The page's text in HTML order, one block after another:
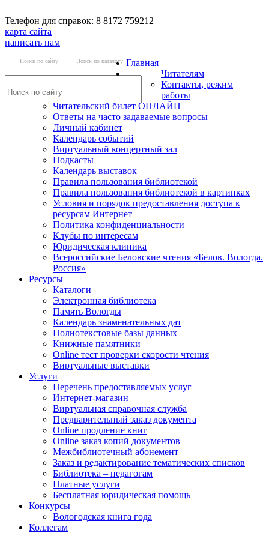
Телефон для справок: 8 8172 759212
карта сайта
написать нам
Поиск по сайту Поиск по каталогу Главная
Читателям
Контакты, режим
работы
Читательский билет ОНЛАЙН
Ответы на часто задаваемые вопросы
Личный кабинет
Календарь событий
Виртуальный концертный зал
Подкасты
Календарь выставок
Правила пользования библиотекой
Правила пользования библиотекой в картинках
Условия и порядок предоставления доступа к
ресурсам Интернет
Политика конфиденциальности
Клубы по интересам
Юридическая клиника
Всероссийские Беловские чтения «Белов. Вологда.
Россия»
Ресурсы
Каталоги
Электронная библиотека
Память Вологды
Календарь знаменательных дат
Полнотекстовые базы данных
Книжные памятники
Online тест проверки скорости чтения
Виртуальные выставки
Услуги
Перечень предоставляемых услуг
Интернет-магазин
Виртуальная справочная служба
Предварительный заказ документа
Online продление книг
Online заказ копий документов
Межбиблиотечный абонемент
Заказ и редактирование тематических списков
Библиотека – педагогам
Платные услуги
Бесплатная юридическая помощь
Конкурсы
Вологодская книга года
Коллегам